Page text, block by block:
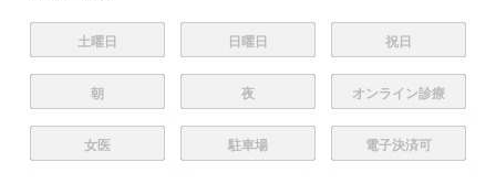
土曜日 日曜日 祝日
朝 夜 オンライン診療
女医 駐車場 電子決済可